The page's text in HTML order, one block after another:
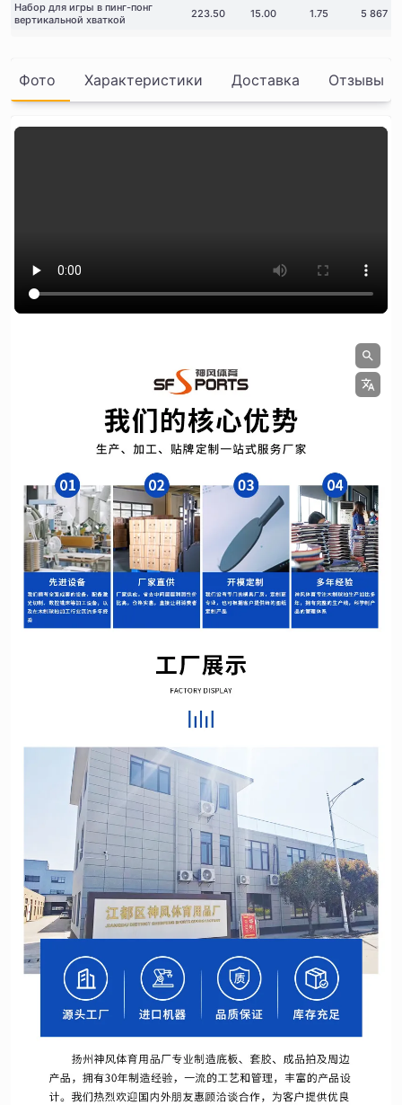
Набор для игры в пинг-понг
вертикальной хваткой
223.50 15.00 1.75 5 867
Фото Характеристики Доставка Отзывы